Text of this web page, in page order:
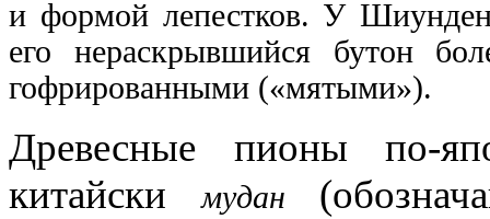
и формой лепестков. У
его нераскрывшийся бутон
гофрированными («мятыми»).
Древесные пионы по-
китайскимудан